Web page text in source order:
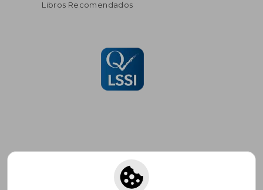
Libros Recomendados
Suscríbete para recibir ofertas y
promociones